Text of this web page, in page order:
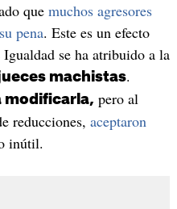
que muchos agresores
pena. Este es un efecto
se ha atribuido a la
machistas.
modificarla, pero al
reducciones, aceptaron
inútil.